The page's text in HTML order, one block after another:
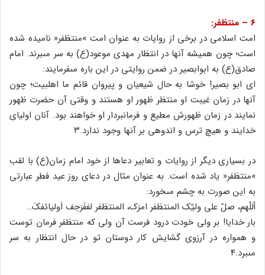
۶ – منتظفر:
امت اسلامى در برخى از روایات به عنوان امت »منتظفر« نامیده شده
است؛ چون همیشه آنها در انتظار مهدى موعود(ع) به سر مى‏برند. امام
صادق(ع) به ابوابصیر در ضمن روایتى در این باره مى‏فرمایند:
اى ابو بصیر! خوشا به حال شیعیان و پیروان قائم ما اهل‏بیت؛ چون
آنها در زمان غیبت او منتظر ظهور او هستند و وقتى آن حضرت ظهور
نمایند در زمان ظهورش مطیع و فرمانبردار او خواهند بود. آنان اولیاى
خدایند و هیچ ترس و اندوهى بر آنها وجود ندارد.۳
در بسیارى دیگر از روایات و تعابیر دعاها از خود امام زمان(ع) با لقب
»منتظفر« یاد شده است. به عنوان مثال در دعاى روز عید فطر عبارتى
به این صورت به چشم مى‏خورد:
أللّهم، صلّ على ولیّک المنتظفر امرَک، المنتظفر لففَرَجف اَولیائفکَ…
بار خدایا! بر ولى خودت درود فرست آن ولى که منتظفر فرمان توست
و همواره در آرزوى گشایش کار دوستان تو در حال انتظار به سر
مى‏برد.۴